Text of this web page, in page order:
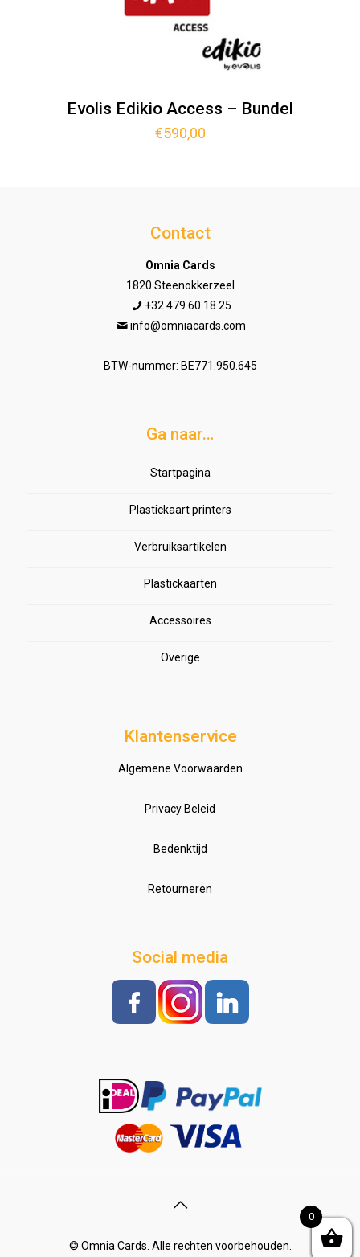
Evolis Edikio Access – Bundel
€590,00
Contact
Omnia Cards
1820 Steenokkerzeel
+32 479 60 18 25
info@omniacards.com
BTW-nummer: BE771.950.645
Ga naar…
Startpagina
Plastickaart printers
Lowbudget printers
Semi-professionele printers
High-definition printers
Verbruiksartikelen
Plastickaarten
Accessoires
Overige
Klantenservice
Algemene Voorwaarden
Privacy Beleid
Bedenktijd
Retourneren
Social media
© Omnia Cards. Alle rechten voorbehouden.
0